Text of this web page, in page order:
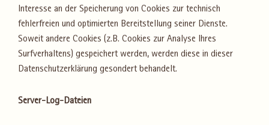
Interesse an der Speicherung von Cookies zur technisch
fehlerfreien und optimierten Bereitstellung seiner Dienste.
Soweit andere Cookies (z.B. Cookies zur Analyse Ihres
Surfverhaltens) gespeichert werden, werden diese in dieser
Datenschutzerklärung gesondert behandelt.
Server-Log-Dateien